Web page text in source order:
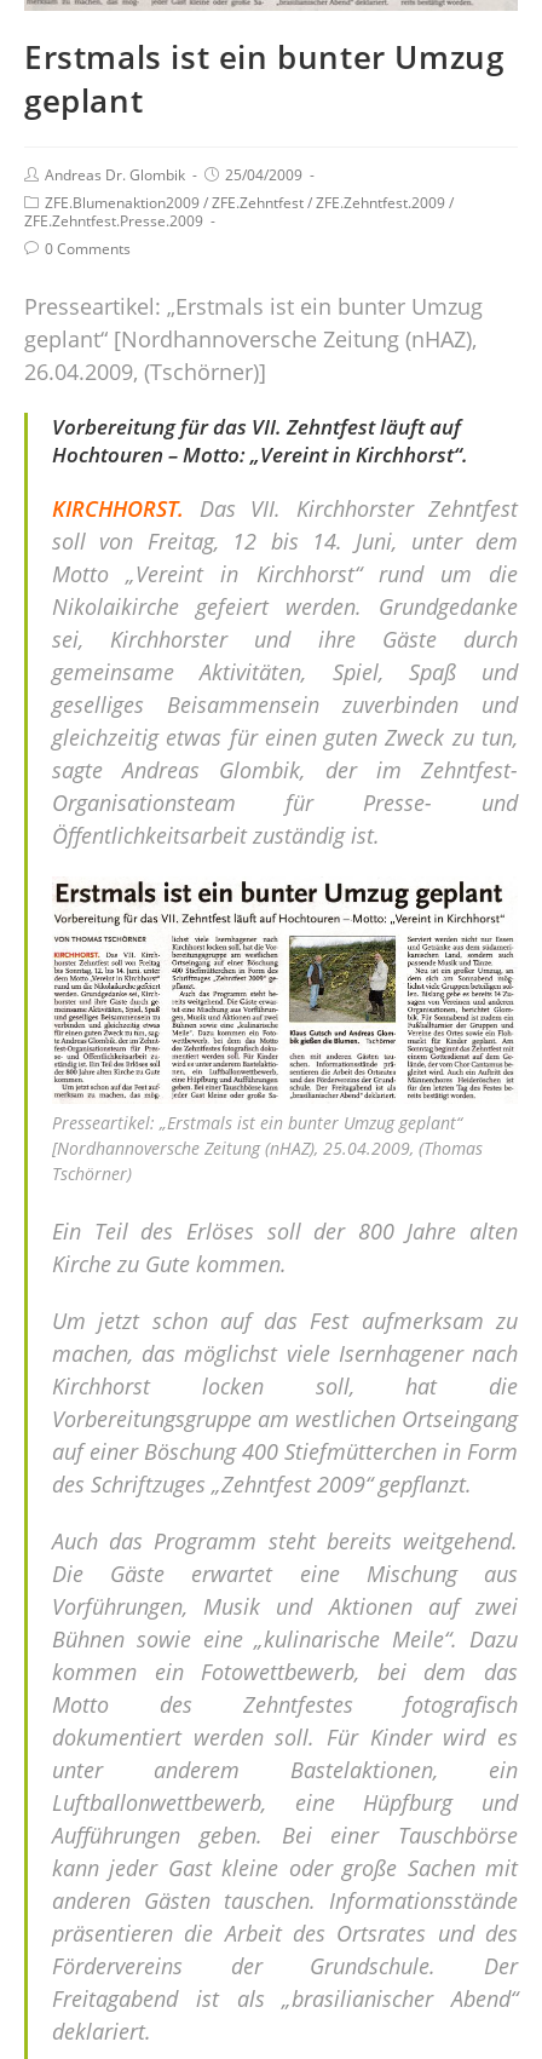
Erstmals ist ein bunter Umzug
geplant
Andreas Dr. Glombik
25/04/2009
ZFE.Blumenaktion2009/ZFE.Zehntfest/ZFE.Zehntfest.2009/
ZFE.Zehntfest.Presse.2009
0 Comments
Presseartikel: „Erstmals ist ein bunter Umzug
geplant“ [Nordhannoversche Zeitung (nHAZ),
26.04.2009, (Tschörner)]
Vorbereitung für das VII. Zehntfest läuft auf
Hochtouren – Motto: „Vereint in Kirchhorst“.
KIRCHHORST. Das VII. Kirchhorster Zehntfest
soll von Freitag, 12 bis 14. Juni, unter dem
Motto „Vereint in Kirchhorst“ rund um die
Nikolaikirche gefeiert werden. Grundgedanke
sei, Kirchhorster und ihre Gäste durch
gemeinsame Aktivitäten, Spiel, Spaß und
geselliges Beisammensein zuverbinden und
gleichzeitig etwas für einen guten Zweck zu tun,
sagte Andreas Glombik, der im Zehntfest-
Organisationsteam für Presse- und
Öffentlichkeitsarbeit zuständig ist.
Presseartikel: „Erstmals ist ein bunter Umzug geplant“
[Nordhannoversche Zeitung (nHAZ), 25.04.2009, (Thomas
Tschörner)
Ein Teil des Erlöses soll der 800 Jahre alten
Kirche zu Gute kommen.
Um jetzt schon auf das Fest aufmerksam zu
machen, das möglichst viele Isernhagener nach
Kirchhorst locken soll, hat die
Vorbereitungsgruppe am westlichen Ortseingang
auf einer Böschung 400 Stiefmütterchen in Form
des Schriftzuges „Zehntfest 2009“ gepﬂanzt.
Auch das Programm steht bereits weitgehend.
Die Gäste erwartet eine Mischung aus
Vorführungen, Musik und Aktionen auf zwei
Bühnen sowie eine „kulinarische Meile“. Dazu
kommen ein Fotowettbewerb, bei dem das
Motto des Zehntfestes fotografisch
dokumentiert werden soll. Für Kinder wird es
unter anderem Bastelaktionen, ein
Luftballonwettbewerb, eine Hüpfburg und
Aufführungen geben. Bei einer Tauschbörse
kann jeder Gast kleine oder große Sachen mit
anderen Gästen tauschen. Informationsstände
präsentieren die Arbeit des Ortsrates und des
Fördervereins der Grundschule. Der
Freitagabend ist als „brasilianischer Abend“
deklariert.